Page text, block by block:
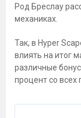
Род Бреслау
механиках.
Так, в Hyper
влиять на итог
различные
процент со всех